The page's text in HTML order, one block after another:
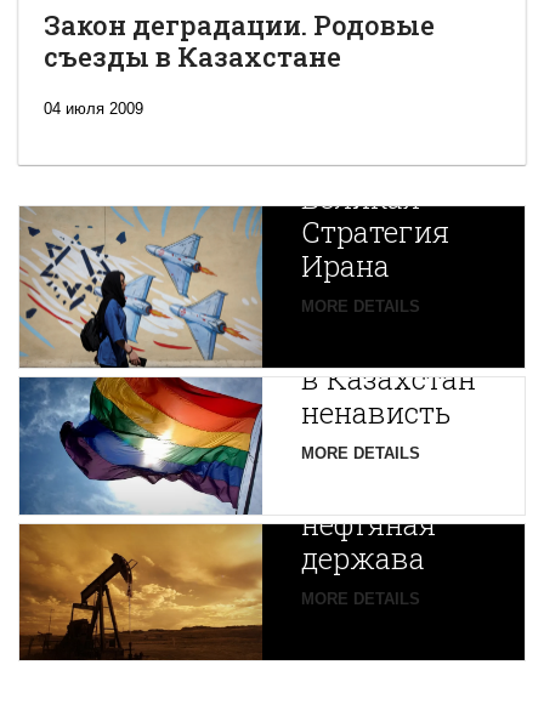
Закон деградации. Родовые
съезды в Казахстане
04 июля 2009
Новая
Великая
Стратегия
Ирана
MORE DETAILS
Путин
в Казахстан
ненависть
MORE DETAILS
Центральной
Азии
зарождается
нефтяная
держава
MORE DETAILS